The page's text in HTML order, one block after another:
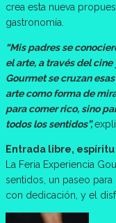
crea esta nueva
gastronomía.
“Mis padres se
el arte, a través del
Gourmet se cruzan
arte como forma de
para comer rico, sino
todos los sentidos”,
Entrada libre,
La Feria Experiencia
sentidos, un paseo
con dedicación, y el